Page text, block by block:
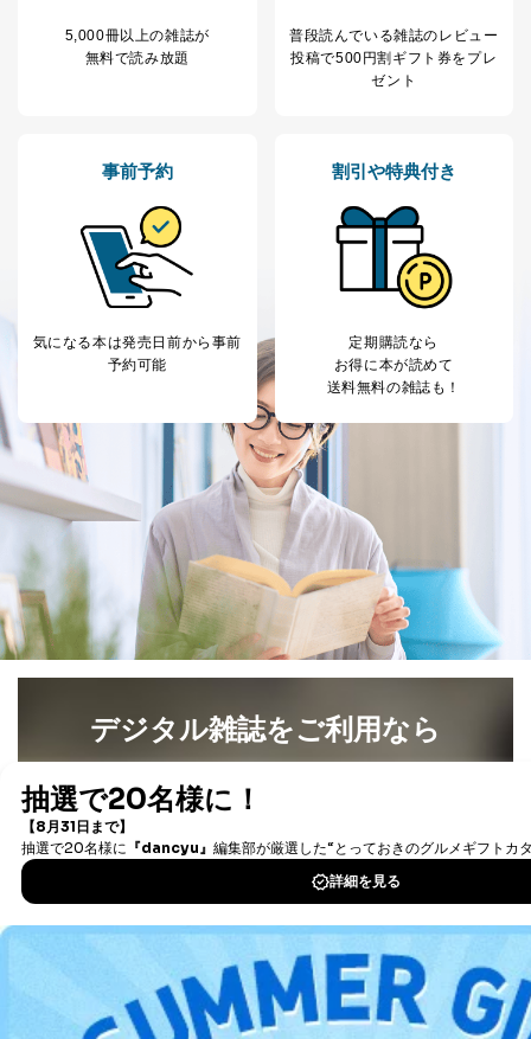
5,000冊以上の雑誌が
無料で読み放題
普段読んでいる雑誌のレビュー
投稿で500円割ギフト券をプレ
ゼント
事前予約
気になる本は発売日前から事前
予約可能
割引や特典付き
定期購読なら
お得に本が読めて
送料無料の雑誌も！
デジタル雑誌をご利用なら
書籍）が無料で読み放題！
DOWNLOAD FOR IOS
DOWNLOAD FOR ANDROID
ご利用方法はこちら